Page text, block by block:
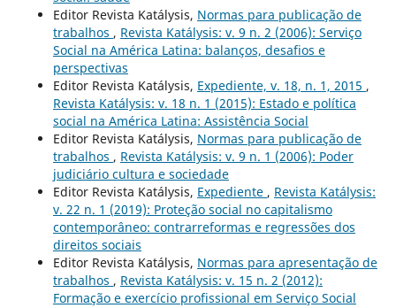
Editor Revista Katálysis, Normas para publicação de
trabalhos , Revista Katálysis: v. 9 n. 2 (2006): Serviço
Social na América Latina: balanços, desafios e
perspectivas
Editor Revista Katálysis, Expediente, v. 18, n. 1, 2015 ,
Revista Katálysis: v. 18 n. 1 (2015): Estado e política
social na América Latina: Assistência Social
Editor Revista Katálysis, Normas para publicação de
trabalhos , Revista Katálysis: v. 9 n. 1 (2006): Poder
judiciário cultura e sociedade
Editor Revista Katálysis, Expediente , Revista Katálysis:
v. 22 n. 1 (2019): Proteção social no capitalismo
contemporâneo: contrarreformas e regressões dos
direitos sociais
Editor Revista Katálysis, Normas para apresentação de
trabalhos , Revista Katálysis: v. 15 n. 2 (2012):
Formação e exercício profissional em Serviço Social